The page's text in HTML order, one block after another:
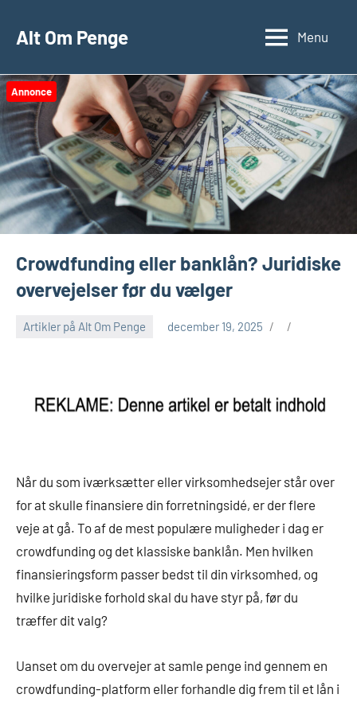
Alt Om Penge Menu
Annonce
Crowdfunding eller banklån? Juridiske
overvejelser før du vælger
Artikler på Alt Om Penge december 19, 2025
Når du som iværksætter eller virksomhedsejer står over
for at skulle finansiere din forretningsidé, er der flere
veje at gå. To af de mest populære muligheder i dag er
crowdfunding og det klassiske banklån. Men hvilken
finansieringsform passer bedst til din virksomhed, og
hvilke juridiske forhold skal du have styr på, før du
træffer dit valg?
Uanset om du overvejer at samle penge ind gennem en
crowdfunding-platform eller forhandle dig frem til et lån i